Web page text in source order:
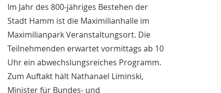
Im Jahr des 800-jähriges Bestehen der
Stadt Hamm ist die Maximilianhalle im
Maximilianpark Veranstaltungsort. Die
Teilnehmenden erwartet vormittags ab 10
Uhr ein abwechslungsreiches Programm.
Zum Auftakt hält Nathanael Liminski,
Minister für Bundes- und